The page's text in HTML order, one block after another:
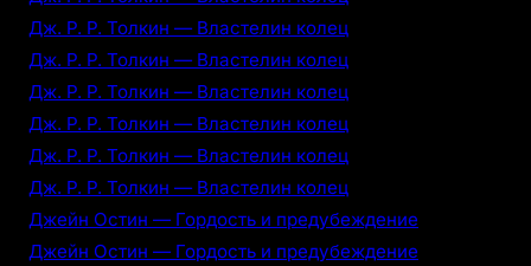
Дж. Р. Р. Толкин — Властелин колец
Дж. Р. Р. Толкин — Властелин колец
Дж. Р. Р. Толкин — Властелин колец
Дж. Р. Р. Толкин — Властелин колец
Дж. Р. Р. Толкин — Властелин колец
Дж. Р. Р. Толкин — Властелин колец
Джейн Остин — Гордость и предубеждение
Джейн Остин — Гордость и предубеждение